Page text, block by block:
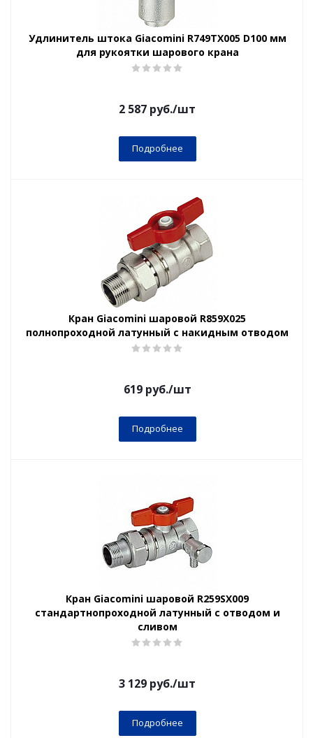
Удлинитель штока Giacomini R749TX005 D100 мм
для рукоятки шарового крана
2 587 руб./шт
Подробнее
Кран Giacomini шаровой R859X025
полнопроходной латунный с накидным отводом
619руб./шт
Подробнее
Кран Giacomini шаровой R259SX009
стандартнопроходной латунный с отводом и
сливом
3 129 руб./шт
Подробнее